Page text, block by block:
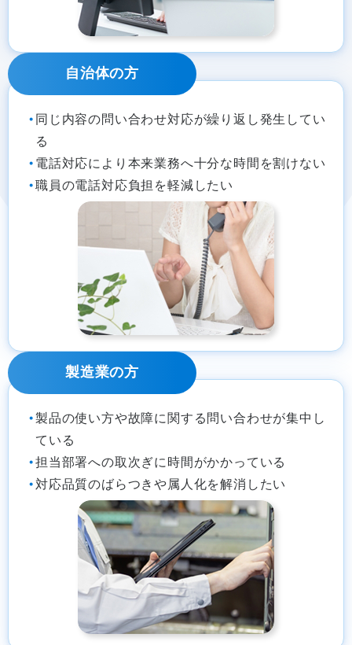
自治体の方
同じ内容の問い合わせ対応が繰り返し発生してい
る
電話対応により本来業務へ十分な時間を割けない
職員の電話対応負担を軽減したい
製造業の方
製品の使い方や故障に関する問い合わせが集中し
ている
担当部署への取次ぎに時間がかかっている
対応品質のばらつきや属人化を解消したい